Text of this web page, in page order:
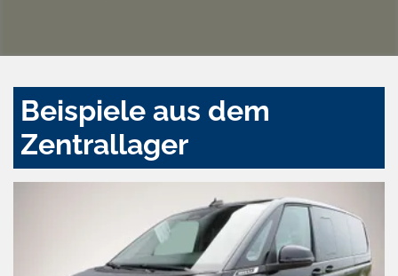
Beispiele aus dem
Zentrallager